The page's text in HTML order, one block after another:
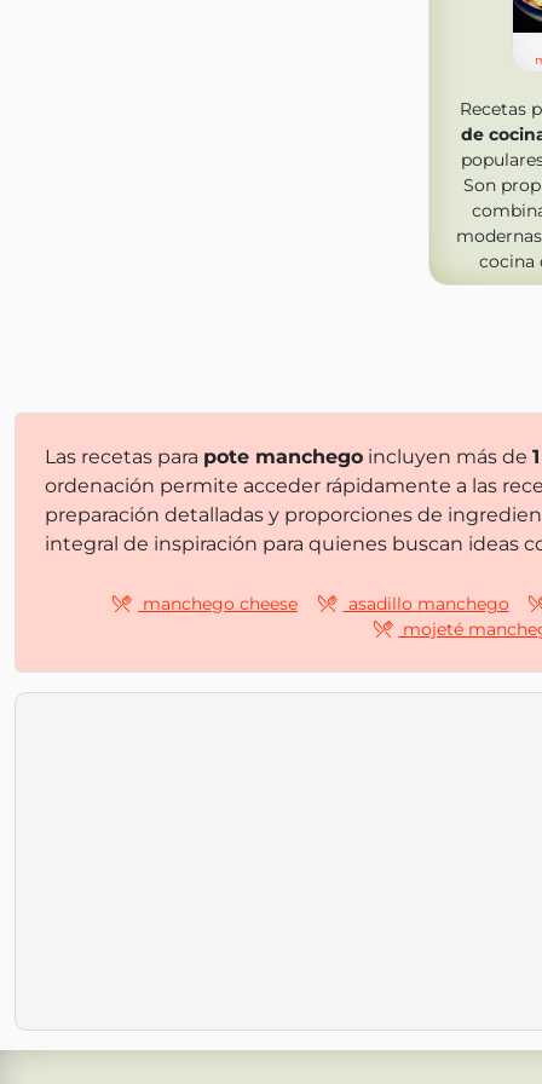
Recetas
de
Son
cocina
Las recetas para pote manchego incluyen más de
ordenación permite acceder rápidamente a las
preparación detalladas y proporciones de
integral de inspiración para quienes buscan ideas
manchego cheese
asadillo manchego
mojeté